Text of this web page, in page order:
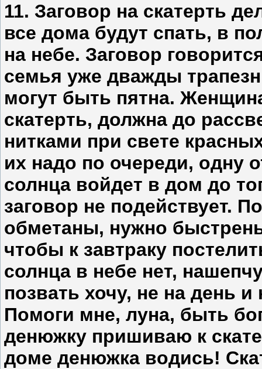
11. Заговор на скатерть
все дома будут спать, в
на небе. Заговор
семья уже дважды
могут быть пятна.
скатерть, должна до
нитками при свете
их надо по очереди, одну
солнца войдет в дом до
заговор не подействует.
обметаны, нужно
чтобы к завтраку
солнца в небе нет,
позвать хочу, не на день
Помоги мне, луна, быть
денюжку пришиваю к
доме денюжка водись!